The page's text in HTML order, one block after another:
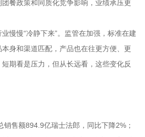
餐政策和同质化竞争影响，业绩承压更
慢慢“冷静下来”。监管在加强，标准在建
身和渠道匹配，产品也在往更方便、更
期看是压力，但从长远看，这些变化反
售额894.9亿瑞士法郎，同比下降2%；